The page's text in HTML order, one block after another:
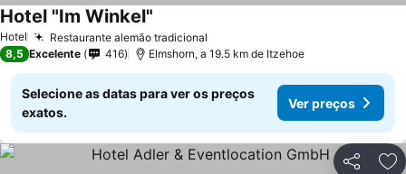
Hotel Restaurante alemão tradicional
Hotel "Im Winkel"
8,5 Excelente 416 Elmshorn, a 19.5 km de Itzehoe
Selecione as datas para ver os preços
exatos.
Ver preços
Partilhar